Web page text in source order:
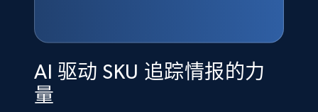
AI 驱动 SKU 追踪情报的力
量